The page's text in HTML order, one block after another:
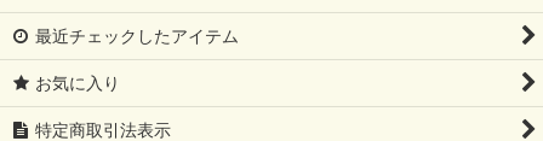
最近チェックしたアイテム
お気に入り
特定商取引法表示